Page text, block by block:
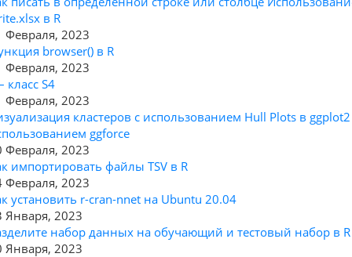
в R
Февраля, 2023
browser() в R
Февраля, 2023
класс S4
Февраля, 2023
кластеров с использованием Hull Plots в ggplot2
ggforce
Февраля, 2023
импортировать файлы TSV в R
Февраля, 2023
установить r-cran-nnet на Ubuntu 20.04
Января, 2023
набор данных на обучающий и тестовый набор в R
Января, 2023